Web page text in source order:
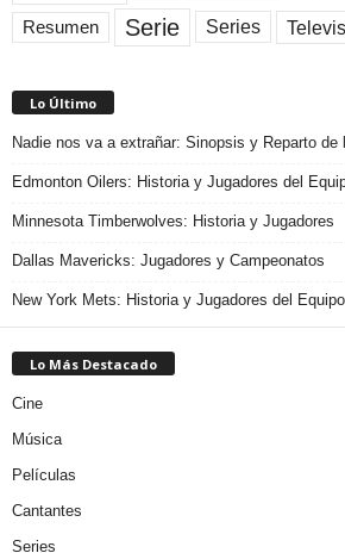
Resumen Serie Series
Lo Último
Nadie nos va a extrañar: Sinopsis y Reparto de
Edmonton Oilers: Historia y Jugadores del
Minnesota Timberwolves: Historia y Jugadores
Dallas Mavericks: Jugadores y Campeonatos
New York Mets: Historia y Jugadores del
Lo Más Destacado
Cine
Música
Películas
Cantantes
Series